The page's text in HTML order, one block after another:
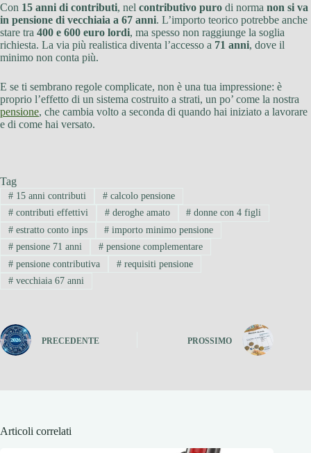
Con 15 anni di contributi, nel contributivo puro di norma non si va
in pensione di vecchiaia a 67 anni. L’importo teorico potrebbe anche
stare tra 400 e 600 euro lordi, ma spesso non raggiunge la soglia
richiesta. La via più realistica diventa l’accesso a 71 anni, dove il
minimo non conta più.
E se ti sembrano regole complicate, non è una tua impressione: è
proprio l’effetto di un sistema costruito a strati, un po’ come la nostra
pensione, che cambia volto a seconda di quando hai iniziato a lavorare
e di come hai versato.
Tag
#15 anni contributi #calcolo pensione
#contributi effettivi #deroghe amato # donne con 4 figli
#estratto conto inps #importo minimo pensione
#pensione 71 anni #pensione complementare
#pensione contributiva #requisiti pensione
#vecchiaia 67 anni
PRECEDENTE PROSSIMO
Articoli correlati